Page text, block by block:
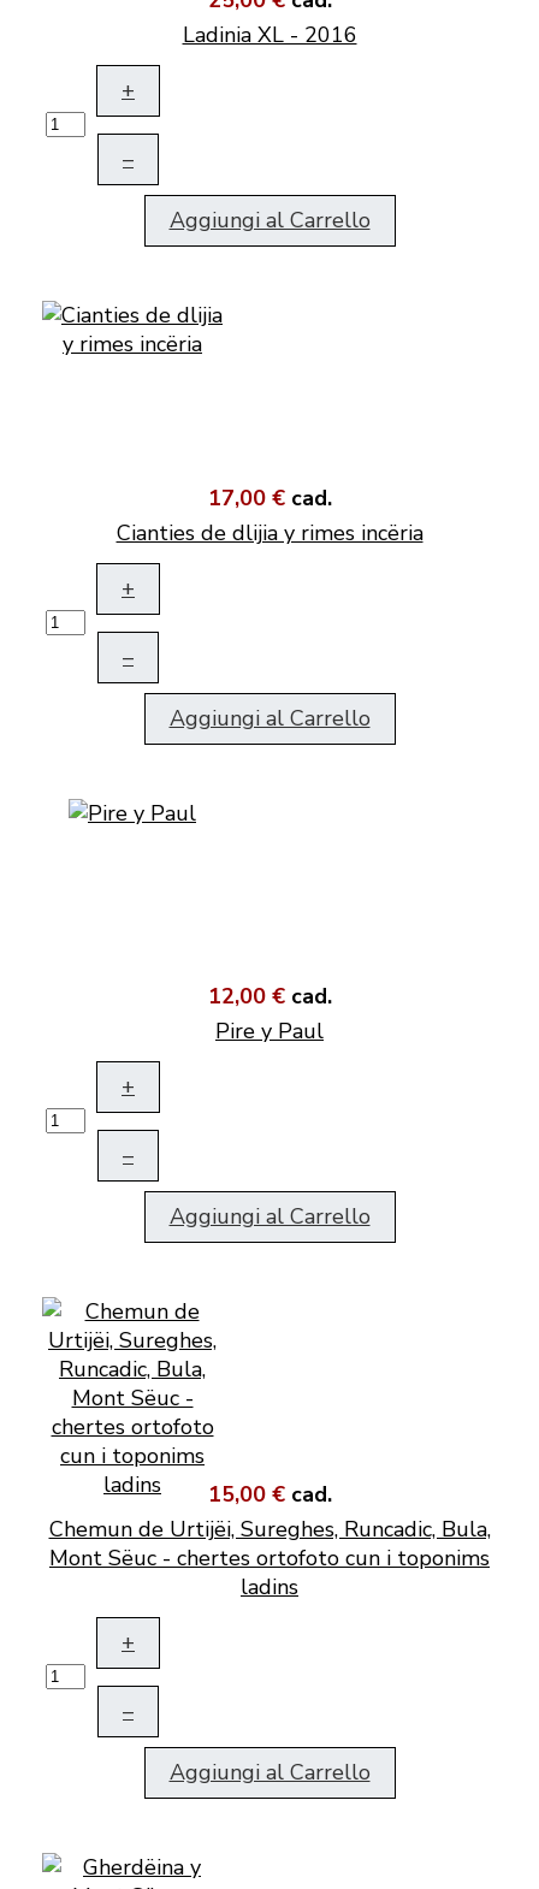
Ladinia XL - 2016
+
–
Aggiungi al Carrello
17,00 € cad.
Cianties de dlijia y rimes incëria
+
–
Aggiungi al Carrello
12,00 € cad.
Pire y Paul
+
–
Aggiungi al Carrello
15,00 € cad.
Chemun de Urtijëi, Sureghes, Runcadic, Bula,
Mont Sëuc - chertes ortofoto cun i toponims
ladins
+
–
Aggiungi al Carrello